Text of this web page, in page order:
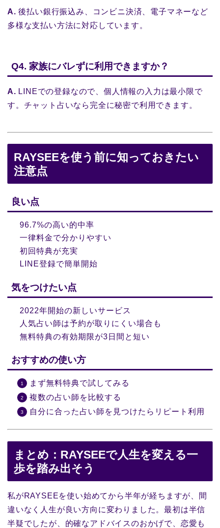
A. 後払い銀行振込み、コンビニ決済、電子マネーなど
多様な支払い方法に対応しています。
Q4. 家族にバレずに利用できますか？
A. LINEでの登録なので、個人情報の入力は最小限で
す。チャット占いなら完全に秘密で利用できます。
RAYSEEを使う前に知っておきたい
注意点
良い点
96.7%の高い的中率
一律料金で分かりやすい
初回特典が充実
LINE登録で簡単開始
気をつけたい点
2022年開始の新しいサービス
人気占い師は予約が取りにくい場合も
無料特典の有効期限が3日間と短い
おすすめの使い方
まず無料特典で試してみる
複数の占い師を比較する
自分に合った占い師を見つけたらリピート利用
まとめ：RAYSEEで人生を変える一
歩を踏み出そう
私がRAYSEEを使い始めてから半年が経ちますが、間
違いなく人生が良い方向に変わりました。最初は半信
半疑でしたが、的確なアドバイスのおかげで、恋愛も